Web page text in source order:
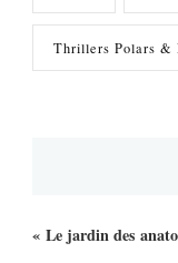
Thrillers Polars &
« Le jardin des